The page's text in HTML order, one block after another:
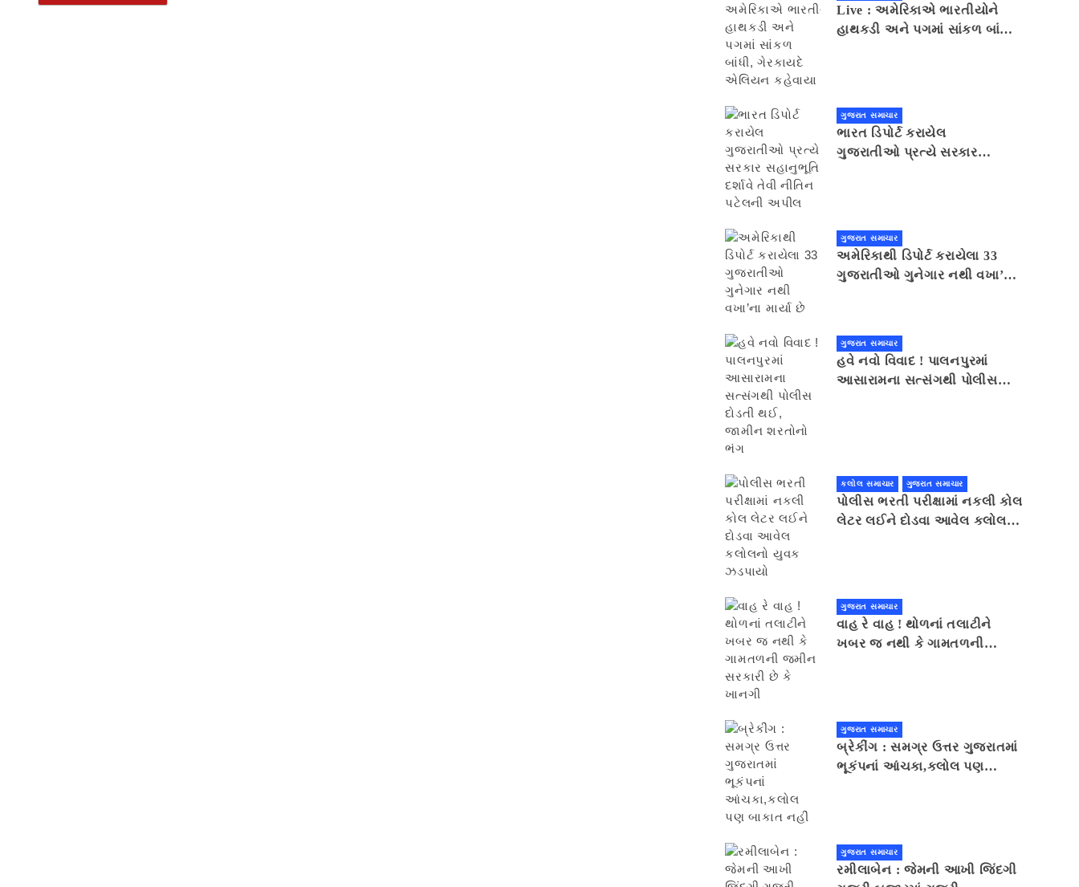
Live : અમેરિકાએ ભારતીયોને
હાથકડી અને પગમાં સાંકળ બાંધી,
ગુજરાત સમાચાર
ભારત ડિપોર્ટ કરાયેલ
ગુજરાતીઓ પ્રત્યે સરકાર
ગુજરાત સમાચાર
અમેરિકાથી ડિપોર્ટ કરાયેલા 33
ગુજરાતીઓ ગુનેગાર નથી વખા’ના
ગુજરાત સમાચાર
હવે નવો વિવાદ ! પાલનપુરમાં
આસારામના સત્સંગથી પોલીસ
કલોલ સમાચાર ગુજરાત સમાચાર
પોલીસ ભરતી પરીક્ષામાં નકલી કોલ
લેટર લઈને દોડવા આવેલ કલોલનો
ગુજરાત સમાચાર
વાહ રે વાહ ! થોળનાં તલાટીને
ખબર જ નથી કે ગામતળની
ગુજરાત સમાચાર
બ્રેકીંગ : સમગ્ર ઉત્તર ગુજરાતમાં
ભૂકંપનાં આંચકા,કલોલ પણ
ગુજરાત સમાચાર
રમીલાબેન : જેમની આખી જિંદગી